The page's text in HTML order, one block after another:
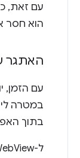
הוא חסר
האתגר
במטרה
בתוך